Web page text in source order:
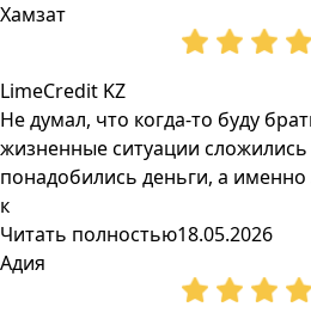
Хамзат
LimeCredit KZ
Не думал, что когда-то буду
жизненные ситуации сложились
понадобились деньги, а именно
к
Читать полностью18.05.2026
Адия